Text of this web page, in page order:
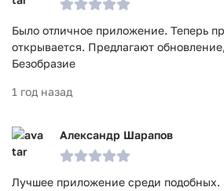
Было отличное приложение. Теперь
открывается. Предлагают
Безобразие
1 год назад
Александр Шарапов
Лучшее приложение среди подобных.